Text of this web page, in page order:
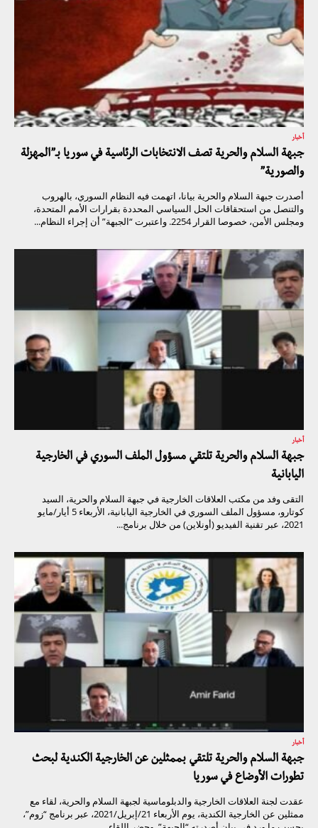
أخبار
جبهة السلام والحرية تصف الانتخابات الرئاسية في سوريا بـ”المهزلة
والصورية”
أصدرت جبهة السلام والحرية بيانا، اتهمت فيه النظام السوري، بالهروب
والتنصل من استحقاقات الحل السياسي المحددة بقرارات الأمم المتحدة،
ومجلس الأمن، خصوصا القرار 2254. واعتبرت “الجبهة” أن إجراء النظام...
أخبار
جبهة السلام والحرية تلتقي مسؤول الملف السوري في الخارجية
اليابانية
التقى وفد من مكتب العلاقات الخارجية في جبهة السلام والحرية، السيد
كوتارو، مسؤول الملف السوري في الخارجية اليابانية، الأربعاء 5 أيار/مايو
2021، عبر تقنية الفيديو (أونلاين) من خلال برنامج...
أخبار
جبهة السلام والحرية تلتقي بممثلين عن الخارجية الكندية لبحث
تطورات الأوضاع في سوريا
عقدت لجنة العلاقات الخارجية والدبلوماسية لجبهة السلام والحرية، لقاء مع
ممثلين عن الخارجية الكندية، يوم الأربعاء 21/إبريل/2021، عبر برنامج “زوم”،